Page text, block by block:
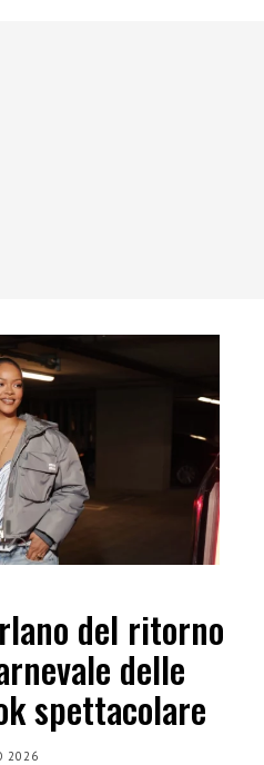
del ritorno
delle
spettacolare
2026